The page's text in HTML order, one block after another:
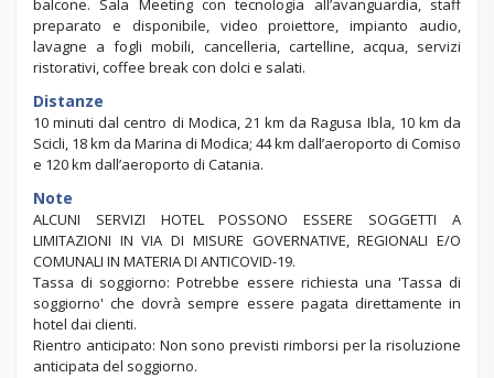
balcone. Sala Meeting con tecnologia all’avanguardia, staff
preparato e disponibile, video proiettore, impianto audio,
lavagne a fogli mobili, cancelleria, cartelline, acqua, servizi
ristorativi, coffee break con dolci e salati.
Distanze
10 minuti dal centro di Modica, 21 km da Ragusa Ibla, 10 km da
Scicli, 18 km da Marina di Modica; 44 km dall’aeroporto di Comiso
e 120 km dall’aeroporto di Catania.
Note
ALCUNI SERVIZI HOTEL POSSONO ESSERE SOGGETTI A
LIMITAZIONI IN VIA DI MISURE GOVERNATIVE, REGIONALI E/O
COMUNALI IN MATERIA DI ANTICOVID-19.
Tassa di soggiorno: Potrebbe essere richiesta una 'Tassa di
soggiorno' che dovrà sempre essere pagata direttamente in
hotel dai clienti.
Rientro anticipato: Non sono previsti rimborsi per la risoluzione
anticipata del soggiorno.